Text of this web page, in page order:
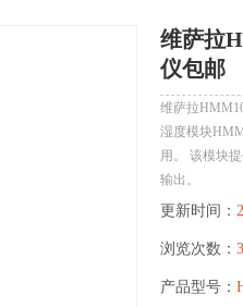
维萨拉
仪包邮
维萨拉
湿度模块
用。 该模块
输出。
更新时间：
浏览次数：
产品型号：